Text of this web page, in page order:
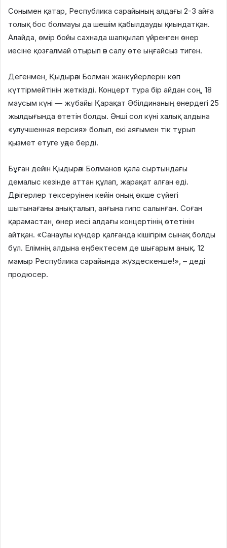
Сонымен қатар, Республика сарайының алдағы 2-3 айға
толық бос болмауы да шешім қабылдауды қиындатқан.
Алайда, өмір бойы сахнада шапқылап үйренген өнер
иесіне қозғалмай отырып ән салу өте ыңғайсыз тиген.
Дегенмен, Қыдырәлі Болман жанкүйерлерін көп
күттірмейтінін жеткізді. Концерт тура бір айдан соң, 18
маусым күні — жұбайы Қарақат Әбілдинаның өнердегі 25
жылдығында өтетін болды. Әнші сол күні халық алдына
«улучшенная версия» болып, екі аяғымен тік тұрып
қызмет етуге уәде берді.
Бұған дейін Қыдырәлі Болманов қала сыртындағы
демалыс кезінде аттан құлап, жарақат алған еді.
Дәрігерлер тексеруінен кейін оның өкше сүйегі
шытынағаны анықталып, аяғына гипс салынған. Соған
қарамастан, өнер иесі алдағы концертінің өтетінін
айтқан. «Санаулы күндер қалғанда кішігірім сынақ болды
бұл. Елімнің алдына еңбектесем де шығарым анық. 12
мамыр Республика сарайында жүздескенше!», – деді
продюсер.